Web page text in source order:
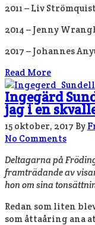
2011 – Liv Strömquist
2014 – Jenny
2017 – Johannes
Read More
Ingegärd
jag i en
15 oktober, 2017 By
No Comments
Deltagarna på
framträdande av
hon om sina
Redan som liten
som åttaåring ana